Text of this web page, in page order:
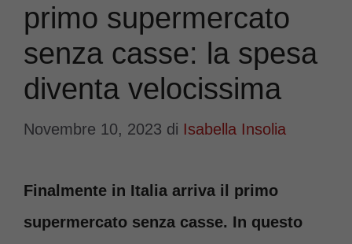
primo supermercato
senza casse: la spesa
diventa velocissima
Novembre 10, 2023 di Isabella Insolia
Finalmente in Italia arriva il primo
supermercato senza casse. In questo